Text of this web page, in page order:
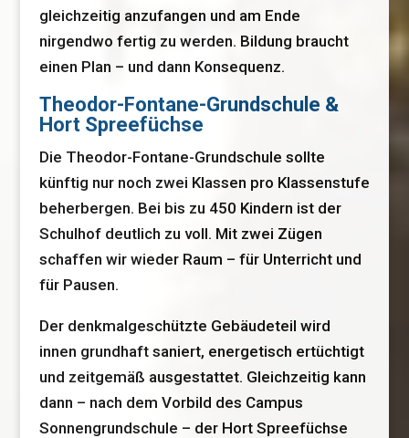
gleichzeitig anzufangen und am Ende
nirgendwo fertig zu werden. Bildung braucht
einen Plan – und dann Konsequenz.
Theodor-Fontane-Grundschule &
Hort Spreefüchse
Die Theodor-Fontane-Grundschule sollte
künftig nur noch zwei Klassen pro Klassenstufe
beherbergen. Bei bis zu 450 Kindern ist der
Schulhof deutlich zu voll. Mit zwei Zügen
schaffen wir wieder Raum – für Unterricht und
für Pausen.
Der denkmalgeschützte Gebäudeteil wird
innen grundhaft saniert, energetisch ertüchtigt
und zeitgemäß ausgestattet. Gleichzeitig kann
dann – nach dem Vorbild des Campus
Sonnengrundschule – der Hort Spreefüchse